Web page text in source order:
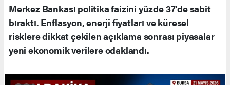
Merkez Bankası politika faizini yüzde 37’de sabit
bıraktı. Enflasyon, enerji fiyatları ve küresel
risklere dikkat çekilen açıklama sonrası piyasalar
yeni ekonomik verilere odaklandı.